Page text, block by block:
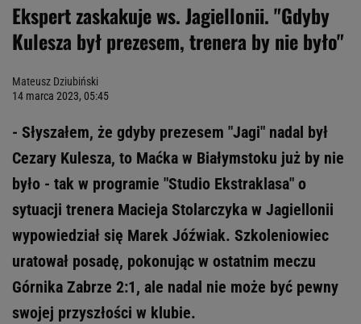
Ekspert zaskakuje ws. Jagiellonii. "Gdyby
Kulesza był prezesem, trenera by nie było"
Mateusz Dziubiński
14 marca 2023, 05:45
- Słyszałem, że gdyby prezesem "Jagi" nadal był
Cezary Kulesza, to Maćka w Białymstoku już by nie
było - tak w programie "Studio Ekstraklasa" o
sytuacji trenera Macieja Stolarczyka w Jagiellonii
wypowiedział się Marek Jóźwiak. Szkoleniowiec
uratował posadę, pokonując w ostatnim meczu
Górnika Zabrze 2:1, ale nadal nie może być pewny
swojej przyszłości w klubie.